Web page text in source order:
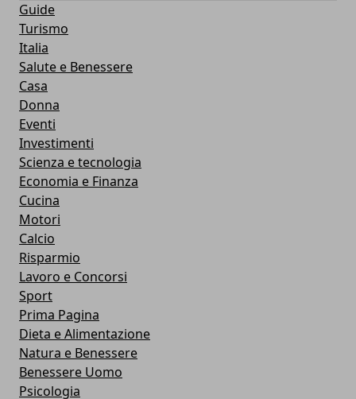
Guide
Turismo
Italia
Salute e Benessere
Casa
Donna
Eventi
Investimenti
Scienza e tecnologia
Economia e Finanza
Cucina
Motori
Calcio
Risparmio
Lavoro e Concorsi
Sport
Prima Pagina
Dieta e Alimentazione
Natura e Benessere
Benessere Uomo
Psicologia